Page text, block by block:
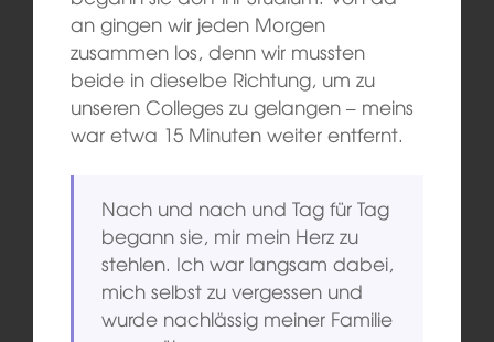
an gingen wir jeden Morgen
zusammen los, denn wir mussten
beide in dieselbe Richtung, um zu
unseren Colleges zu gelangen – meins
war etwa 15 Minuten weiter entfernt.
Nach und nach und Tag für Tag
begann sie, mir mein Herz zu
stehlen. Ich war langsam dabei,
mich selbst zu vergessen und
wurde nachlässig meiner Familie